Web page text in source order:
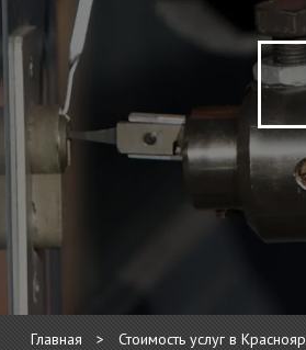
Главная > Стоимость услуг в